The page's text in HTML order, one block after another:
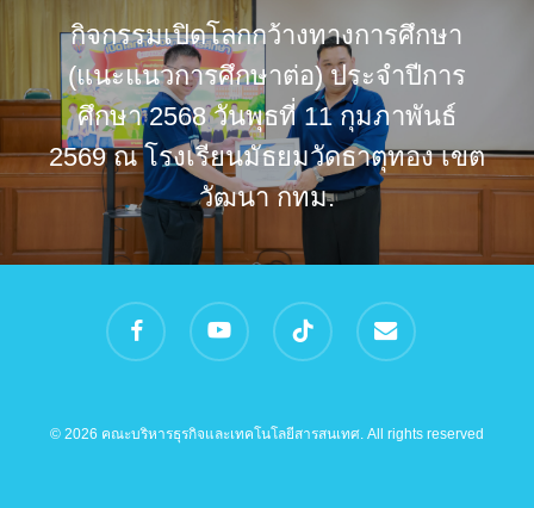
กิจกรรมเปิดโลกกว้างทางการศึกษา
(แนะแนวการศึกษาต่อ) ประจำปีการ
ศึกษา 2568 วันพุธที่ 11 กุมภาพันธ์
2569 ณ โรงเรียนมัธยมวัดธาตุทอง เขต
วัฒนา กทม.
facebook youtube tiktok email
© 2026 คณะบริหารธุรกิจและเทคโนโลยีสารสนเทศ. All rights reserved